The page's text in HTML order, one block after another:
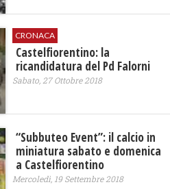
CRONACA
Castelfiorentino: la
ricandidatura del Pd Falorni
Sabato, 27 Ottobre 2018
“Subbuteo Event”: il calcio in
miniatura sabato e domenica
a Castelfiorentino
Mercoledì, 19 Settembre 2018